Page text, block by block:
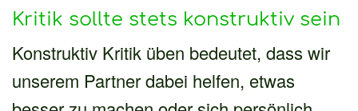
Kritik sollte stets konstruktiv sein
Konstruktiv Kritik üben bedeutet, dass wir
unserem Partner dabei helfen, etwas